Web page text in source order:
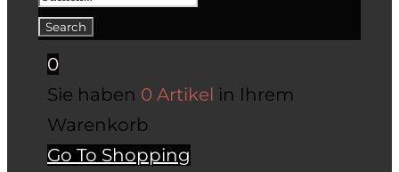
0
Sie haben 0 Artikel in Ihrem
Warenkorb
Go To Shopping